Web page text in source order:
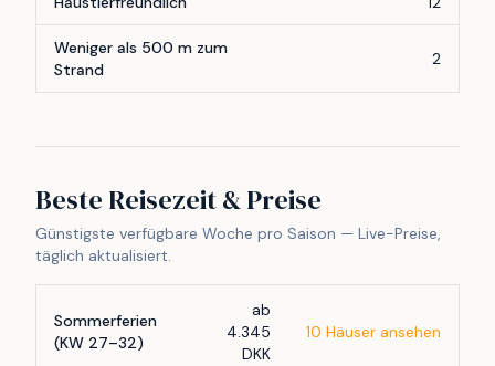
Weniger als 500 m zum
Strand
2
Beste Reisezeit & Preise
Günstigste verfügbare Woche pro Saison — Live-Preise,
täglich aktualisiert.
Sommerferien
(KW 27–32)
ab
4.345
DKK
10 Häuser ansehen